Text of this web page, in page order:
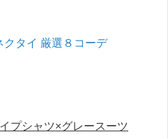
タイ 厳選８コーデ
プシャツ×グレースーツ